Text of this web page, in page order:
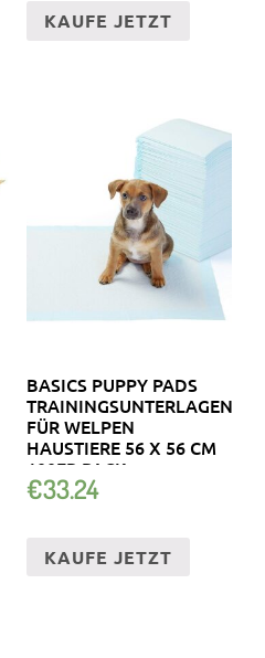
KAUFE JETZT
BASICS PUPPY PADS
TRAININGSUNTERLAGEN
FÜR WELPEN
HAUSTIERE 56 X 56 CM
100ER PACK
€33.24
KAUFE JETZT